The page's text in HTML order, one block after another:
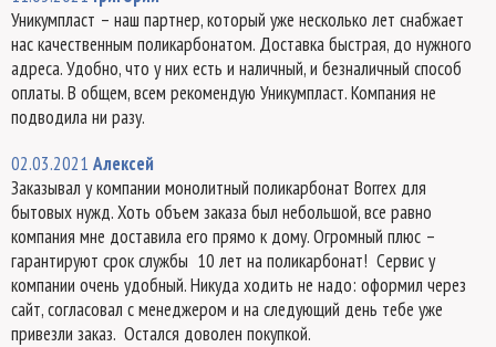
Уникумпласт – наш партнер, который уже несколько лет снабжает
нас качественным поликарбонатом. Доставка быстрая, до нужного
адреса. Удобно, что у них есть и наличный, и безналичный способ
оплаты. В общем, всем рекомендую Уникумпласт. Компания не
подводила ни разу.
02.03.2021 Алексей
Заказывал у компании монолитный поликарбонат Borrex для
бытовых нужд. Хоть объем заказа был небольшой, все равно
компания мне доставила его прямо к дому. Огромный плюс –
гарантируют срок службы 10 лет на поликарбонат! Сервис у
компании очень удобный. Никуда ходить не надо: оформил через
сайт, согласовал с менеджером и на следующий день тебе уже
привезли заказ. Остался доволен покупкой.